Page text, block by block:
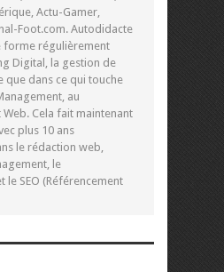
Actu-Gamer,
Foot.com. Autodidacte
forme régulièrement
Digital, la gestion de
que dans ce qui touche
au
Cela fait maintenant
plus 10 ans
le rédaction web,
le
le SEO (Référencement